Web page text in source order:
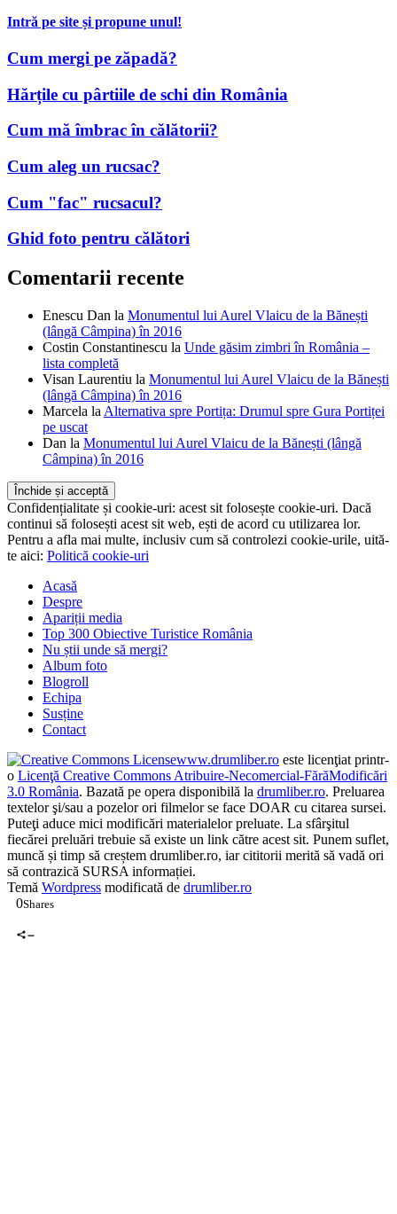
Comentarii recente
Enescu Danla
Monumentul lui Aurel Vlaicu de la Bănești
(lângă Câmpina) în 2016
lista completă
(lângă Câmpina) în 2016
MarcelalaAlternativa spre Portița: Drumul spre Gura Portiței
pe uscat
Dan laMonumentul lui Aurel Vlaicu de la Bănești (lângă
Câmpina) în 2016
Confidențialitate și cookie-uri: acest sit folosește cookie-uri. Dacă
continui să folosești acest sit web, ești de acord cu utilizarea lor.
Pentru a afla mai multe, inclusiv cum să controlezi cookie-urile, uită-
Politică cookie-uri
Acasă
Despre
Apariții media
Top 300 Obiective Turistice România
Nu știi unde să mergi?
Album foto
Blogroll
Echipa
Susține
Contact
Licenţă Creative Commons Atribuire-Necomercial-FărăModificări
3.0 România. Bazată pe opera disponibilă la
textelor şi/sau a pozelor ori filmelor se face DOAR cu citarea sursei.
Puteţi aduce mici modificări materialelor preluate. La sfârşitul
fiecărei preluări trebuie să existe un link către acest sit. Punem suflet,
muncă și timp să creștem drumliber.ro, iar cititorii merită să vadă ori
să contrazică SURSA informației.
TemăWordpressmodificată dedrumliber.ro
0Shares
0